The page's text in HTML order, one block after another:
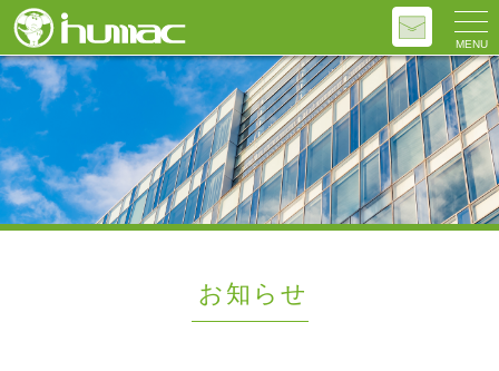
お知らせ
MENU